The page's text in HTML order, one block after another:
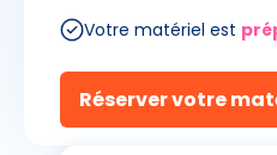
Votre matériel est
Réserver votre